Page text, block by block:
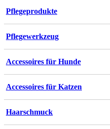
Pflegeprodukte
Pflegewerkzeug
Accessoires für Hunde
Accessoires für Katzen
Haarschmuck